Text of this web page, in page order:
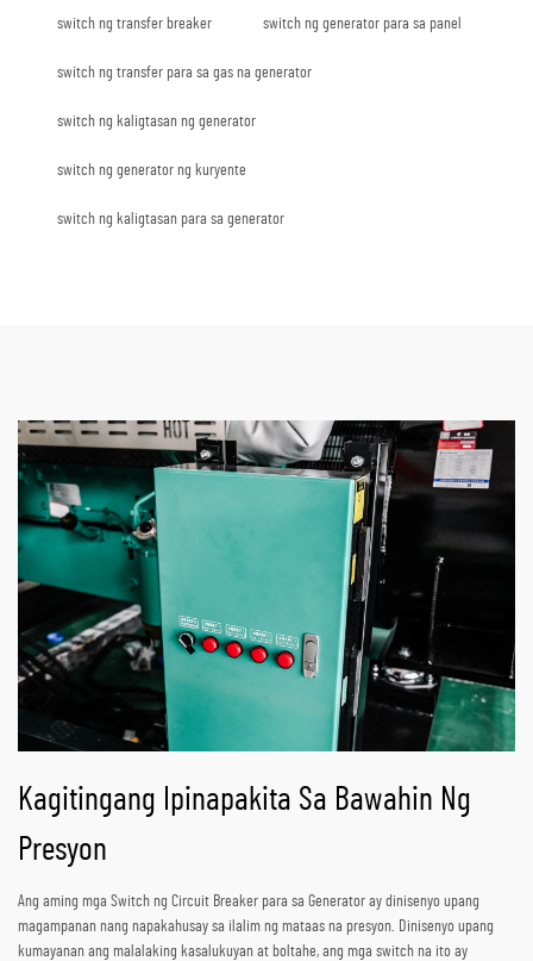
switch ng transfer breaker switch ng generator para sa panel
switch ng transfer para sa gas na generator
switch ng kaligtasan ng generator
switch ng generator ng kuryente
switch ng kaligtasan para sa generator
Kagitingang Ipinapakita Sa Bawahin Ng
Presyon
Ang aming mga Switch ng Circuit Breaker para sa Generator ay dinisenyo upang
magampanan nang napakahusay sa ilalim ng mataas na presyon. Dinisenyo upang
kumayanan ang malalaking kasalukuyan at boltahe, ang mga switch na ito ay